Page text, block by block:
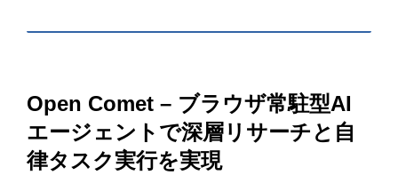
Open Comet – ブラウザ常駐型AI
エージェントで深層リサーチと自
律タスク実行を実現